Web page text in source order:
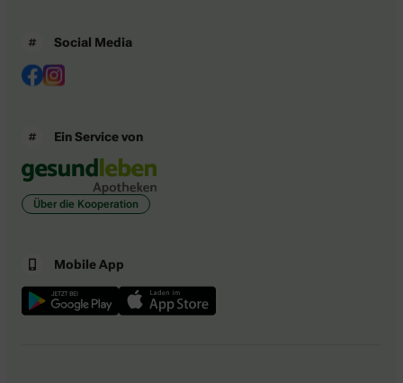
Social Media
Ein Service von
Über die Kooperation
Mobile App